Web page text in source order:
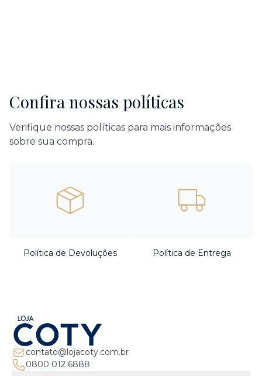
Confira nossas políticas
Verifique nossas políticas para mais informações
sobre sua compra.
Política de Devoluções Política de Entrega
contato@lojacoty.com.br
0800 012 6888